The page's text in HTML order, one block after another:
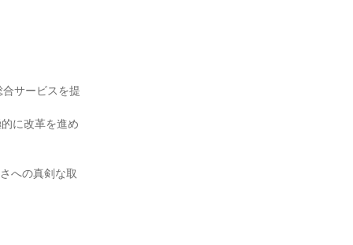
サービスを提
に改革を進め
への真剣な取